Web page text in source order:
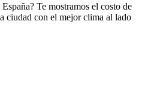
Te mostramos el costo de
ciudad con el mejor clima al lado